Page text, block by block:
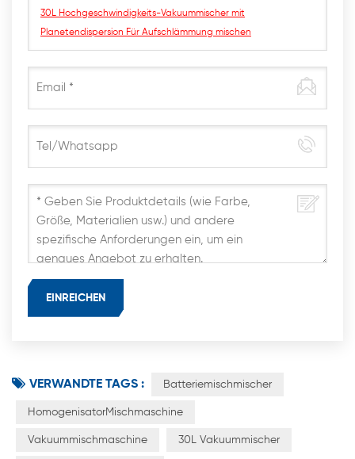
30L Hochgeschwindigkeits-Vakuummischer mit
Planetendispersion Für Aufschlämmung mischen
VERWANDTE TAGS : Batteriemischmischer
HomogenisatorMischmaschine
Vakuummischmaschine 30L Vakuummischer